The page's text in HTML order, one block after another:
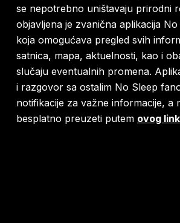
se nepotrebno uništavaju prirodni
objavljena je zvanična aplikacija No
koja omogućava pregled svih
satnica, mapa, aktuelnosti, kao i
slučaju eventualnih promena.
i razgovor sa ostalim No Sleep
notifikacije za važne informacije, a
besplatno preuzeti putem ovog